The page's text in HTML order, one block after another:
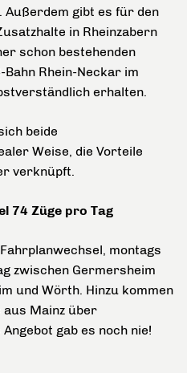
Außerdem gibt es für den
in Rheinzabern
schon bestehenden
Rhein-Neckar im
erhalten.
beide
Weise, die Vorteile
verknüpft.
74 Züge pro Tag
montags
zwischen Germersheim
und Wörth. Hinzu kommen
aus Mainz über
gab es noch nie!